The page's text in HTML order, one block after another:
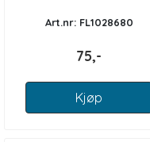
Art.nr: FL1028680
75,-
Kjøp